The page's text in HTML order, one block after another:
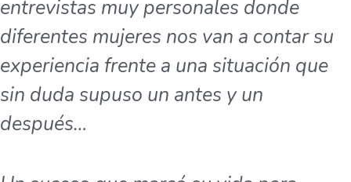
entrevistas muy personales donde
diferentes mujeres nos van a contar su
experiencia frente a una situación que
sin duda supuso un antes y un
después…